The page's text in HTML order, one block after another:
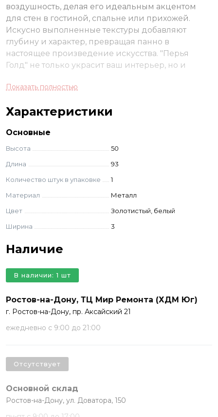
воздушность, делая его идеальным акцентом
для стен в гостиной, спальне или прихожей.
Искусно выполненные текстуры добавляют
глубину и характер, превращая панно в
настоящее произведение искусства. "Перья
Голд" не только украсит ваш интерьер, но и
эстетике. Этот элемент декора легко
аксессуарами, добавляя нотку роскоши и
Показать полностью
Характеристики
Основные
Высота
50
Длина
93
Количество штук в упаковке
1
Материал
Металл
Цвет
Золотистый, белый
Ширина
3
Наличие
Ростов-на-Дону, ТЦ Мир Ремонта (ХДМ Юг)
г. Ростов-на-Дону, пр. Аксайский 21
ежедневно с 9:00 до 21:00
В наличии: 1 шт
Основной склад
Ростов-на-Дону, ул. Доватора, 150
Отсутствует